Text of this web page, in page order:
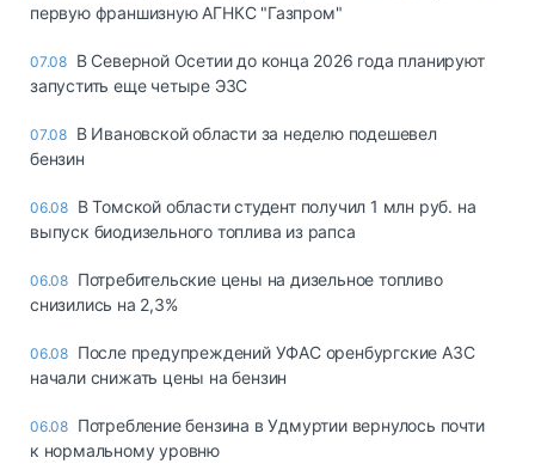
первую франшизную АГНКС "Газпром"
07.08 В Северной Осетии до конца 2026 года планируют
запустить еще четыре ЭЗС
07.08 В Ивановской области за неделю подешевел
бензин
06.08 В Томской области студент получил 1 млн руб. на
выпуск биодизельного топлива из рапса
06.08 Потребительские цены на дизельное топливо
снизились на 2,3%
06.08 После предупреждений УФАС оренбургские АЗС
начали снижать цены на бензин
06.08 Потребление бензина в Удмуртии вернулось почти
к нормальному уровню